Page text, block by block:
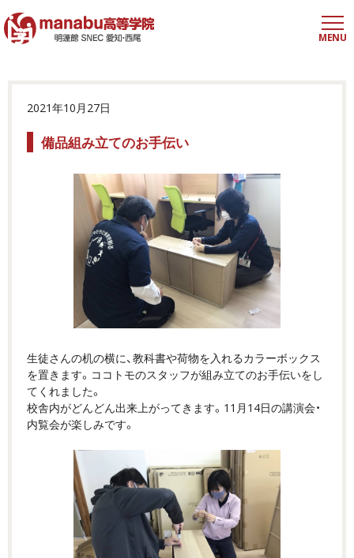
MENU
2021年10月27日
備品組み立てのお手伝い
生徒さんの机の横に、教科書や荷物を入れるカラーボックス
を置きます。ココトモのスタッフが組み立てのお手伝いをし
てくれました。
校舎内がどんどん出来上がってきます。11月14日の講演会・
内覧会が楽しみです。